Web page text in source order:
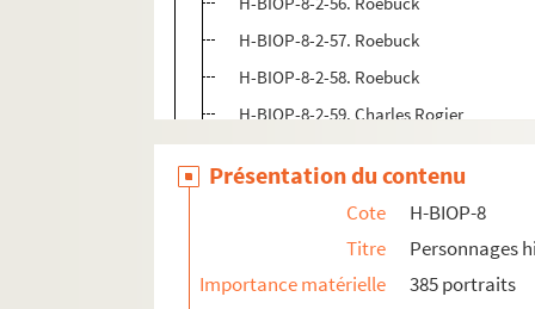
H-BIOP-8-2-57. Roebuck
H-BIOP-8-2-58. Roebuck
H-BIOP-8-2-59. Charles Rogier
H-BIOP-8-2-60. Capitaine Romani
H-BIOP-8-2-61. De Romieux
H-BIOP-8-2-62. Alcide de Rophé
H-BIOP-8-2-63. Rose
H-BIOP-8-2-64. Lord Rosebery
Présentation du contenu
Cote
H-BIOP-8
Titre
Personnages
Importance matérielle
385 portraits